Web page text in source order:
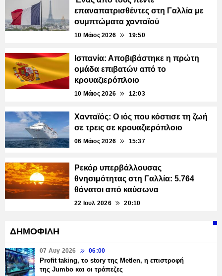
επαναπατρισθέντες στη Γαλλία με
συμπτώματα χανταϊού
10 Μάιος 2026 19:50
Ισπανία: Αποβιβάστηκε η πρώτη
ομάδα επιβατών από το
κρουαζιερόπλοιο
10 Μάιος 2026 12:03
Χανταϊός: Ο ιός που κόστισε τη ζωή
σε τρεις σε κρουαζιερόπλοιο
06 Μάιος 2026 15:37
Ρεκόρ υπερβάλλουσας
θνησιμότητας στη Γαλλία: 5.764
θάνατοι από καύσωνα
22 Ιουλ 2026 20:10
ΔΗΜΟΦΙΛΗ
07 Αυγ 2026 06:00
Profit taking, το story της Metlen, η επιστροφή
της Jumbo και οι τράπεζες